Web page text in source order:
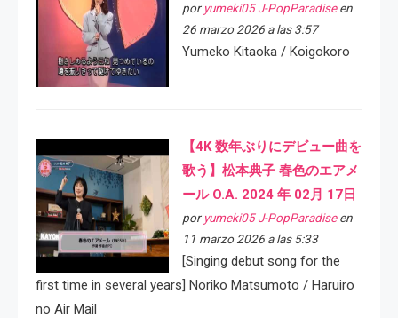
por yumeki05 J-PopParadiseen
26 marzo 2026 a las 3:57
Yumeko Kitaoka / Koigokoro
【4K 数年ぶりにデビュー曲を
歌う】松本典子 春色のエアメ
ール O.A. 2024 年 02月 17日
por yumeki05 J-PopParadiseen
11 marzo 2026 a las 5:33
[Singing debut song for the
first time in several years] Noriko Matsumoto / Haruiro
no Air Mail